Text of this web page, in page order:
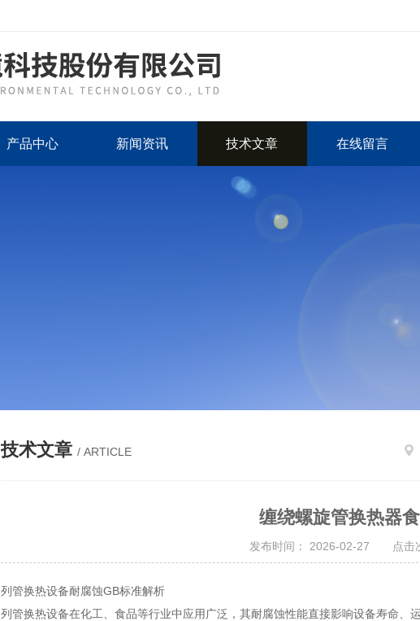
产品中心 新闻资讯 技术文章 在线留言
技术文章 / ARTICLE
缠绕螺旋管换热器
发布时间： 2026-02-27 点击
列管换热设备耐腐蚀GB标准解析
列管换热设备在化工、食品等行业中应用广泛，其耐腐蚀性能直接影响设备寿命、